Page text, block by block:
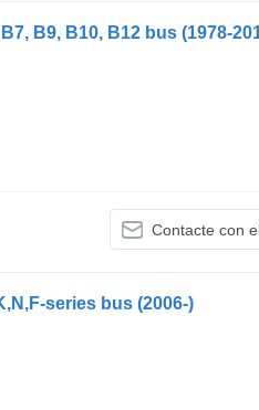
B9, B10, B12 bus (1978-
Contacte con
series bus (2006-)